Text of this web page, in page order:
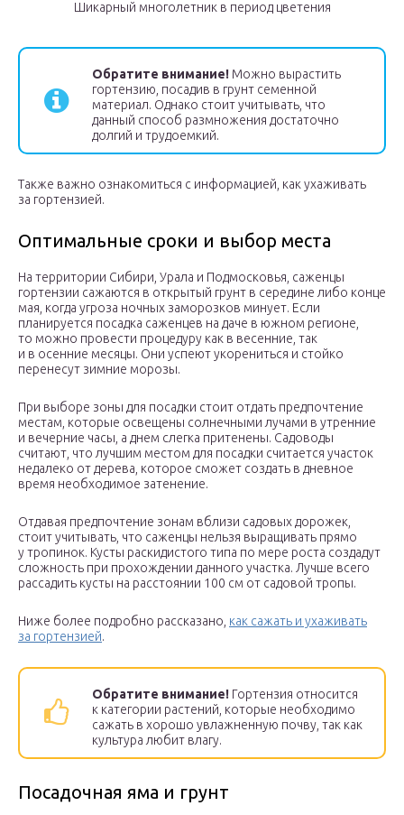
Шикарный многолетник в период цветения
Обратите внимание! Можно вырастить
гортензию, посадив в грунт семенной
материал. Однако стоит учитывать, что
данный способ размножения достаточно
долгий и трудоемкий.
Также важно ознакомиться с информацией, как ухаживать
за гортензией.
Оптимальные сроки и выбор места
На территории Сибири, Урала и Подмосковья, саженцы
гортензии сажаются в открытый грунт в середине либо конце
мая, когда угроза ночных заморозков минует. Если
планируется посадка саженцев на даче в южном регионе,
то можно провести процедуру как в весенние, так
и в осенние месяцы. Они успеют укорениться и стойко
перенесут зимние морозы.
При выборе зоны для посадки стоит отдать предпочтение
местам, которые освещены солнечными лучами в утренние
и вечерние часы, а днем слегка притенены. Садоводы
считают, что лучшим местом для посадки считается участок
недалеко от дерева, которое сможет создать в дневное
время необходимое затенение.
Отдавая предпочтение зонам вблизи садовых дорожек,
стоит учитывать, что саженцы нельзя выращивать прямо
у тропинок. Кусты раскидистого типа по мере роста создадут
сложность при прохождении данного участка. Лучше всего
рассадить кусты на расстоянии 100 см от садовой тропы.
Ниже более подробно рассказано, как сажать и ухаживать
за гортензией.
Обратите внимание! Гортензия относится
к категории растений, которые необходимо
сажать в хорошо увлажненную почву, так как
культура любит влагу.
Посадочная яма и грунт